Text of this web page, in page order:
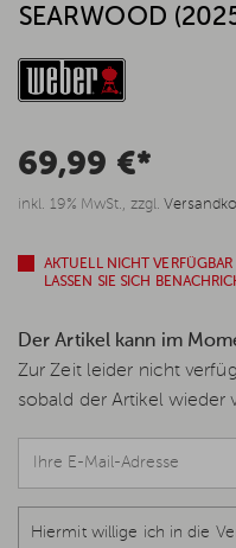
SEARWOOD
69,99 €*
inkl. 19% MwSt., zzgl.
AKTUELL NICHT VERFÜGBAR
LASSEN SIE SICH
Der Artikel kann im
Zur Zeit leider nicht
sobald der Artikel wieder
Hiermit willige ich in die